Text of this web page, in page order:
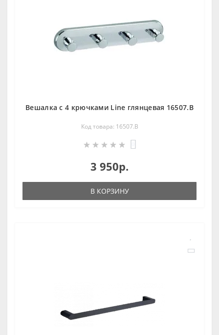
Вешалка c 4 крючками Line глянцевая 16507.В
Код товара: 16507.В
3 950р.
В КОРЗИНУ